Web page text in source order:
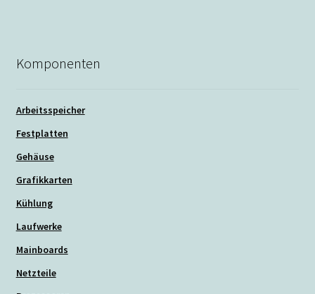
Komponenten
Arbeitsspeicher
Festplatten
Gehäuse
Grafikkarten
Kühlung
Laufwerke
Mainboards
Netzteile